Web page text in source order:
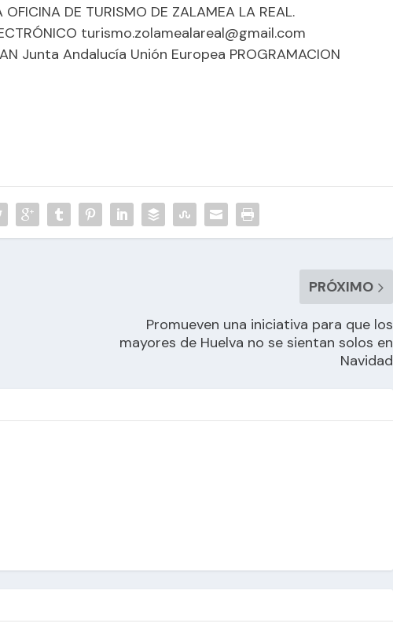
PRÓXIMO
Promueven una iniciativa para que los
mayores de Huelva no se sientan solos en
Navidad